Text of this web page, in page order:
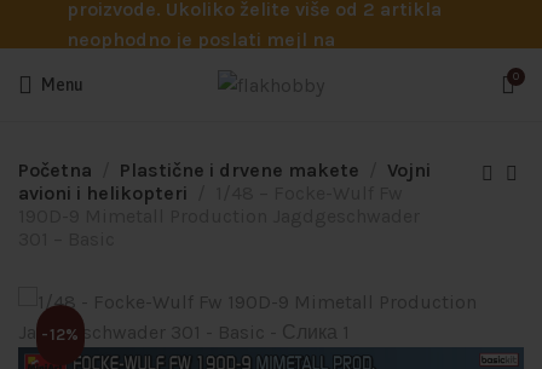
proizvode. Ukoliko želite više od 2 artikla
neophodno je poslati mejl na
potrebna pomoć oko odabira.
Menu 0
Početna Plastične i drvene makete
Vojni
avioni i helikopteri
-12%